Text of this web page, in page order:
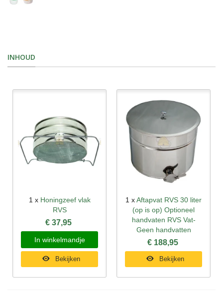
INHOUD
1 x Honingzeef vlak
RVS
€ 37,95
In winkelmandje
Bekijken
1 xAftapvat RVS 30 liter
(op is op) Optioneel
handvaten RVS Vat-
Geen handvatten
€ 188,95
Bekijken